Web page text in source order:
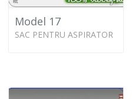
Model 17
SAC PENTRU ASPIRATOR